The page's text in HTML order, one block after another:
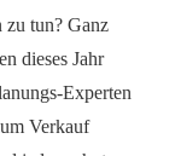
zu tun? Ganz
dieses Jahr
Experten
Verkauf